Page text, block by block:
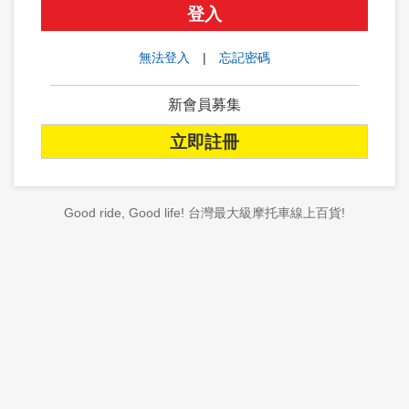
登入
無法登入 | 忘記密碼
新會員募集
立即註冊
Good ride, Good life! 台灣最大級摩托車線上百貨!